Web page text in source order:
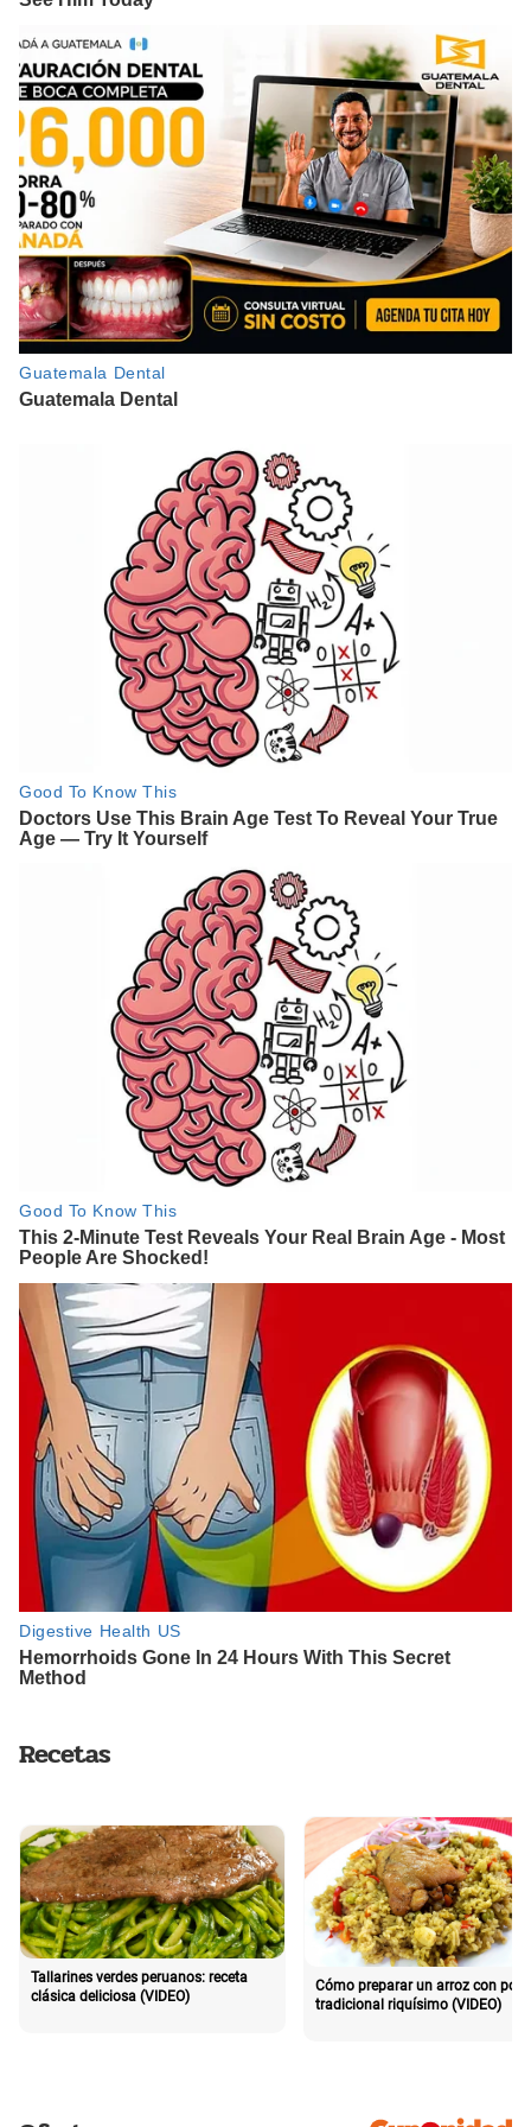
Recetas
Tallarines verdes peruanos: receta
clásica deliciosa (VIDEO)
Cómo preparar un arroz con pollo
tradicional riquísimo (VIDEO)